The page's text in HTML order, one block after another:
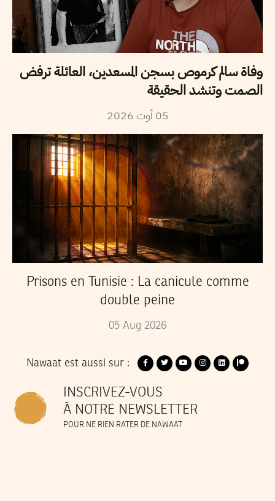
وفاة سالم كرموص بسجن المسعدين، العائلة ترفض
الصمت وتنشد الحقيقة
05 أوت2026
Prisons en Tunisie : La canicule comme
double peine
05 Aug 2026
Nawaat est aussi sur :
INSCRIVEZ-VOUS
À NOTRE NEWSLETTER
POUR NE RIEN RATER DE NAWAAT